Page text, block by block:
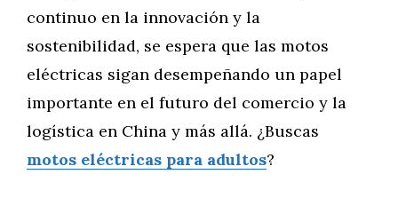
continuo en la innovación y la
sostenibilidad, se espera que las motos
eléctricas sigan desempeñando un papel
importante en el futuro del comercio y la
logística en China y más allá. ¿Buscas
motos eléctricas para adultos?